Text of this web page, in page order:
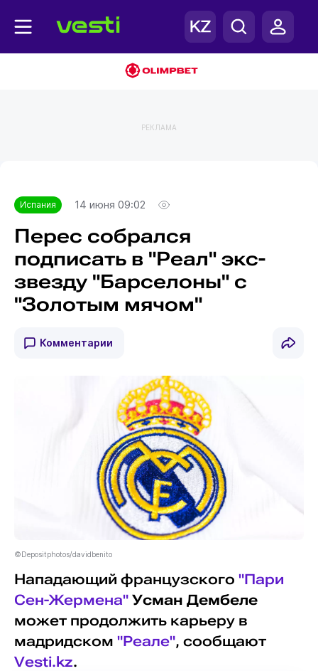
РЕКЛАМА
Испания 14 июня 09:02
Перес собрался
подписать в "Реал" экс-
звезду "Барселоны" с
"Золотым мячом"
Комментарии
©Depositphotos/davidbenito
Нападающий французского "Пари
Сен-Жермена" Усман Дембеле
может продолжить карьеру в
мадридском "Реале", сообщают
Vesti.kz.